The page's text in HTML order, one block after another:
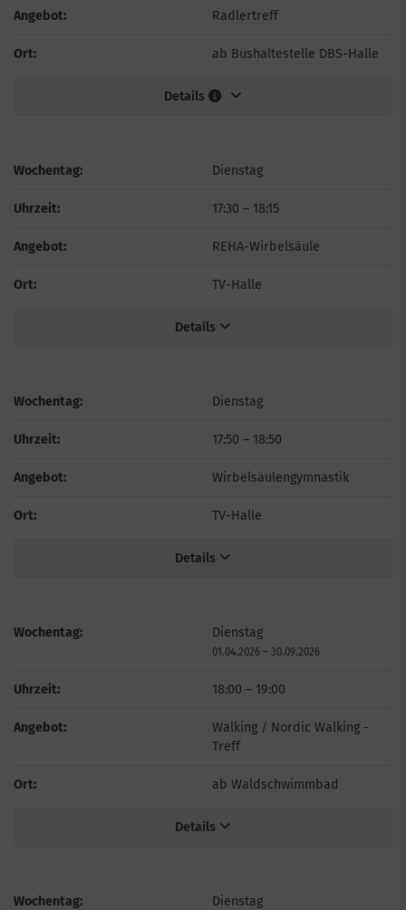
Angebot: Radlertreff
Ort: ab Bushaltestelle DBS-Halle
Details
Wochentag: Dienstag
Uhrzeit: 17:30 – 18:15
Angebot: REHA-Wirbelsäule
Ort: TV-Halle
Details
Wochentag: Dienstag
Uhrzeit: 17:50 – 18:50
Angebot: Wirbelsäulengymnastik
Ort: TV-Halle
Details
Wochentag: Dienstag
01.04.2026 – 30.09.2026
Uhrzeit: 18:00 – 19:00
Angebot:
Walking / Nordic Walking -
Treff
Ort: ab Waldschwimmbad
Details
Wochentag: Dienstag